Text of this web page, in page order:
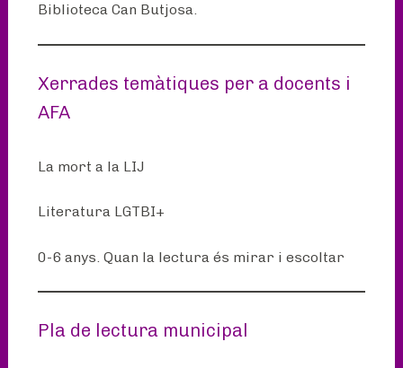
Biblioteca Can Butjosa.
Xerrades temàtiques per a docents i
AFA
La mort a la LIJ
Literatura LGTBI+
0-6 anys. Quan la lectura és mirar i escoltar
Pla de lectura municipal